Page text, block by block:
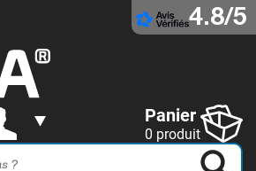
4.8/5
Panier
0 produit